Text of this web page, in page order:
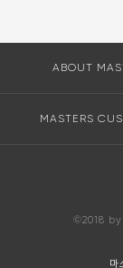
ABOUT
MASTERS
©2018
마